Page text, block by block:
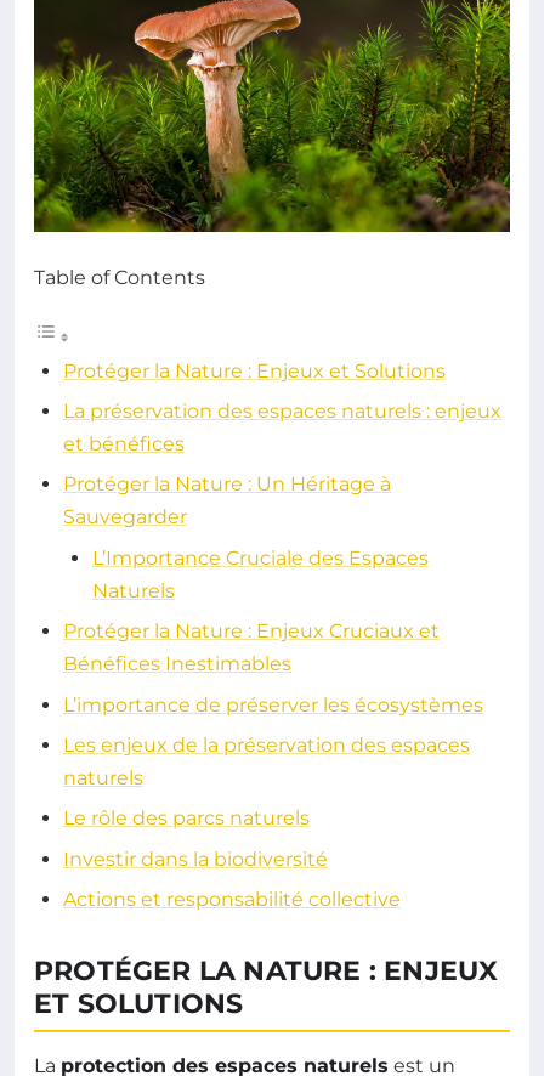
Table of Contents
Protéger la Nature : Enjeux et Solutions
La préservation des espaces naturels : enjeux
et bénéfices
Protéger la Nature : Un Héritage à
Sauvegarder
L’Importance Cruciale des Espaces
Naturels
Protéger la Nature : Enjeux Cruciaux et
Bénéfices Inestimables
L’importance de préserver les écosystèmes
Les enjeux de la préservation des espaces
naturels
Le rôle des parcs naturels
Investir dans la biodiversité
Actions et responsabilité collective
PROTÉGER LA NATURE : ENJEUX
ET SOLUTIONS
La protection des espaces naturels est un